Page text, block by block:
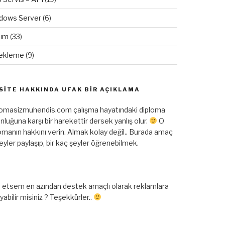
Server(6)
(33)
(9)
HAKKINDA UFAK BIR AÇIKLAMA
çalışma hayatındaki diploma
karşı bir harekettir dersek yanlış olur.
O
hakkını verin. Almak kolay değil.. Burada amaç
paylaşıp, bir kaç şeyler öğrenebilmek.
etsem en azından destek amaçlı olarak reklamlara
misiniz ? Teşekkürler..